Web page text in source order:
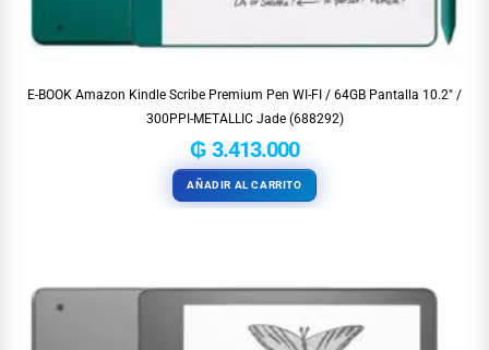
E-BOOK Amazon Kindle Scribe Premium Pen WI-FI / 64GB Pantalla 10.2″ /
300PPI-METALLIC Jade (688292)
₲ 3.413.000
AÑADIR AL CARRITO